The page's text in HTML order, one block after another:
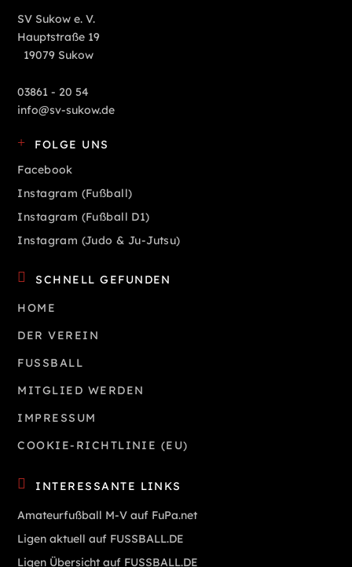
SV Sukow e. V.
Hauptstraße 19
19079 Sukow
03861 - 20 54
info@sv-sukow.de
FOLGE UNS
Facebook
Instagram (Fußball)
Instagram (Fußball D1)
Instagram (Judo & Ju-Jutsu)
SCHNELL GEFUNDEN
HOME
DER VEREIN
FUSSBALL
MITGLIED WERDEN
IMPRESSUM
COOKIE-RICHTLINIE (EU)
INTERESSANTE LINKS
Amateurfußball M-V auf FuPa.net
Ligen aktuell auf FUSSBALL.DE
Ligen Übersicht auf FUSSBALL.DE